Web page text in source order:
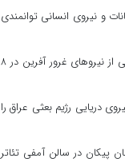
و نیروی انسانی توانمندی
فرمانده نیروی دریایی ارتش جزیره خارگ در ادامه از رشادت‌های ناوچه همیشه قهرمان پیکان یاد کرد و نیروی دریایی را یکی از نیروهای غرور آفرین در ۸
از شروع جنگ تحمیلی پرونده نیروی دریایی رژیم بعثی عراق را
پیکان در سالن آمفی تئاتر